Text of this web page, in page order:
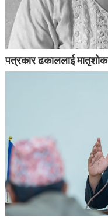
पत्रकार ढकाललाई मातृशोक